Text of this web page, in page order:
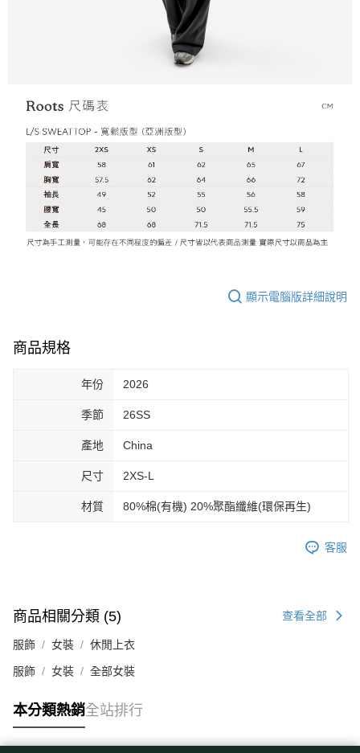
顯示電腦版詳細說明
商品規格
年份 2026
季節 26SS
產地 China
尺寸 2XS-L
材質 80%棉(有機) 20%聚酯纖維(環保再生)
客服
商品相關分類 (5) 查看全部
服飾 女裝 休閒上衣
服飾 女裝 全部女裝
本分類熱銷全站排行